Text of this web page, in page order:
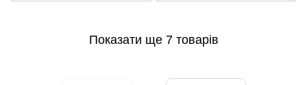
Показати ще 7 товарів